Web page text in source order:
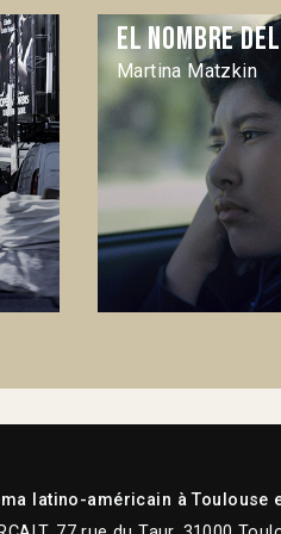
El Nombre
Martina Matzkin
latino-américain à Toulouse